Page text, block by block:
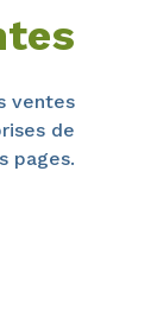
ventes
de
pages.